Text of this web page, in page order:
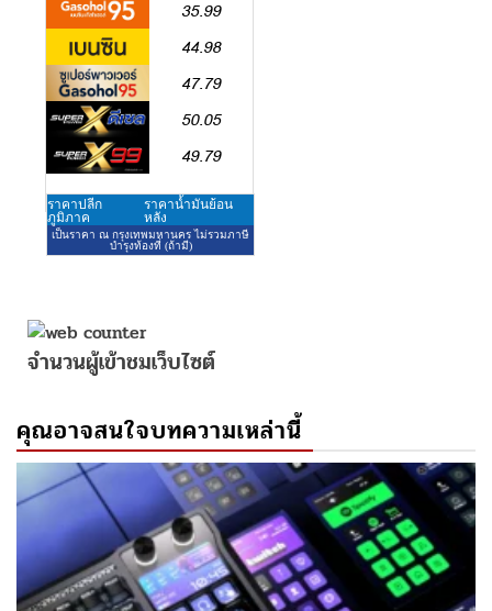
จำนวนผู้เข้าชมเว็บไซต์
คุณอาจสนใจบทความเหล่านี้